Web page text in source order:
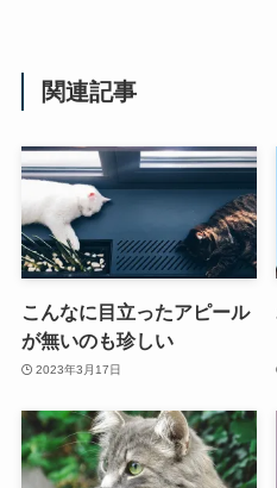
関連記事
こんなに目立ったアピール
が無いのも珍しい
2023年3月17日